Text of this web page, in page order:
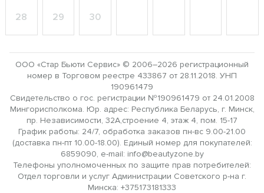
28 29 30
ООО «Стар Бьюти Сервис» © 2006–2026 регистрационный
номер в Торговом реестре 433867 от 28.11.2018. УНП
190961479
Свидетельство о гос. регистрации №190961479 от 24.01.2008
Мингорисполкома. Юр. адрес: Республика Беларусь, г. Минск,
пр. Независимости, 32А,строение 4, этаж 4, пом. 15-17
График работы: 24/7, обработка заказов пн-вс 9.00-21.00
(доставка пн-пт 10.00-18.00). Единый номер для покупателей:
6859090, e-mail: info@beautyzone.by
Телефоны уполномоченных по защите прав потребителей:
Отдел торговли и услуг Администрации Советского р-на г.
Минска: +375173181333